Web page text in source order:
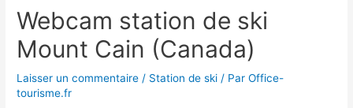
Webcam station de ski
Mount Cain (Canada)
Laisser un commentaire / Station de ski / ParOffice-
tourisme.fr